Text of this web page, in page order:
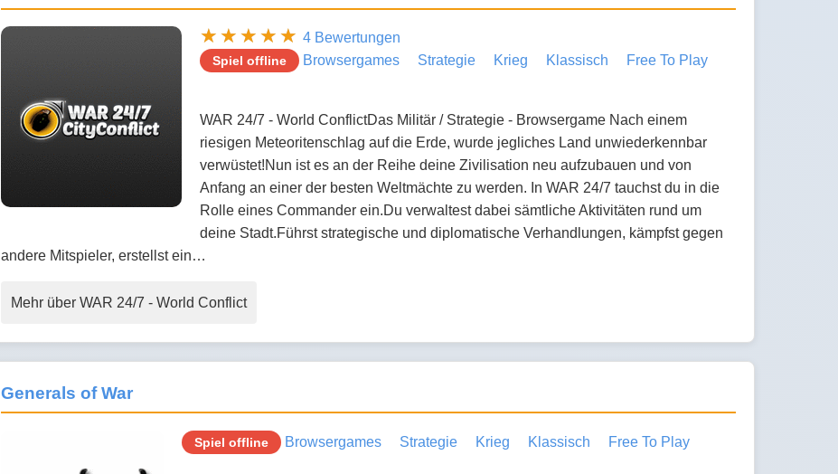
4 Bewertungen
Spiel offline Browsergames Strategie Krieg Klassisch Free To Play
WAR 24/7 - World ConflictDas Militär / Strategie - Browsergame Nach einem
riesigen Meteoritenschlag auf die Erde, wurde jegliches Land unwiederkennbar
verwüstet!Nun ist es an der Reihe deine Zivilisation neu aufzubauen und von
Anfang an einer der besten Weltmächte zu werden. In WAR 24/7 tauchst du in die
Rolle eines Commander ein.Du verwaltest dabei sämtliche Aktivitäten rund um
deine Stadt.Führst strategische und diplomatische Verhandlungen, kämpfst gegen
andere Mitspieler, erstellst ein…
Mehr über WAR 24/7 - World Conflict
Generals of War
Spiel offline Browsergames Strategie Krieg Klassisch Free To Play